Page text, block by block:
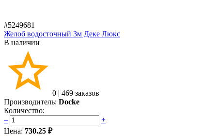
#5249681
Желоб водосточный 3м Деке Люкс
В наличии
0 | 469 заказов
Производитель: Docke
Количество:
–
+
Цена: 730.25 ₽